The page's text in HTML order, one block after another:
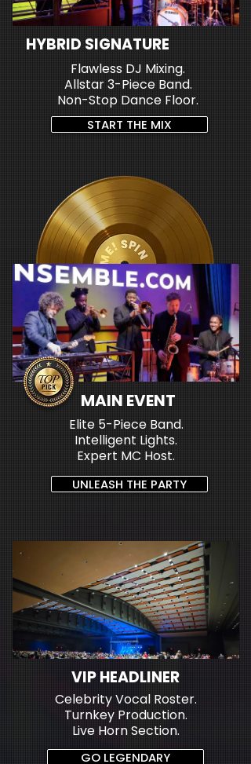
HYBRID SIGNATURE
Flawless DJ Mixing.
Allstar 3-Piece Band.
Non-Stop Dance Floor.
START THE MIX
MAIN EVENT
Elite 5-Piece Band.
Intelligent Lights.
Expert MC Host.
UNLEASH THE PARTY
VIP HEADLINER
Celebrity Vocal Roster.
Turnkey Production.
Live Horn Section.
GO LEGENDARY